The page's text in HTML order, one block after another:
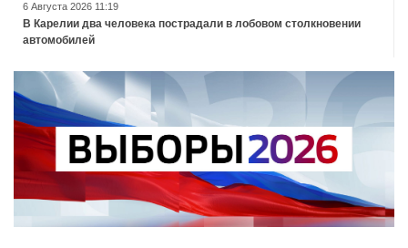
6 Августа 2026 11:19
В Карелии два человека пострадали в лобовом столкновении
автомобилей